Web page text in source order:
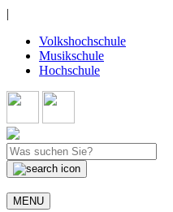
|
Volkshochschule
Musikschule
Hochschule
MENU